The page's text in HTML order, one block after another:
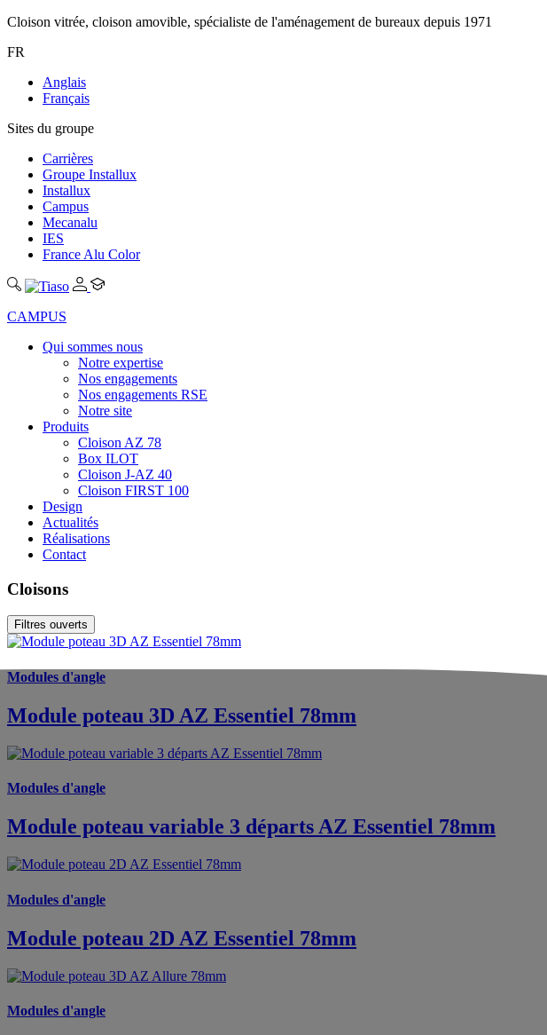
Cloison vitrée, cloison amovible, spécialiste de l'aménagement de bureaux depuis 1971
FR
Anglais
Français
Sites du groupe
Carrières
Groupe Installux
Installux
Campus
Mecanalu
IES
France Alu Color
CAMPUS
Qui sommes nous
Notre expertise
Nos engagements
Nos engagements RSE
Notre site
Produits
Cloison AZ 78
Box ILOT
Cloison J-AZ 40
Cloison FIRST 100
Design
Actualités
Réalisations
Contact
Cloisons
Filtres ouverts
Modules d'angle
Module poteau 3D AZ Essentiel 78mm
Modules d'angle
Module poteau variable 3 départs AZ Essentiel 78mm
Modules d'angle
Module poteau 2D AZ Essentiel 78mm
Modules d'angle